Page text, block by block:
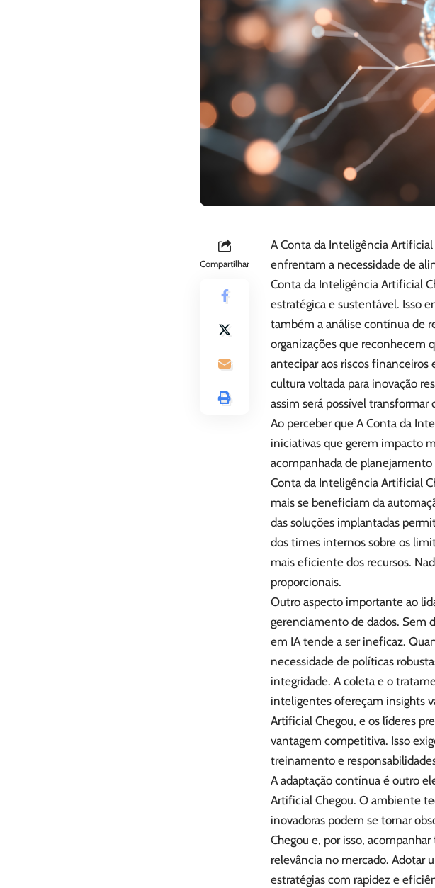
Compartilhar
A Conta da Inteligência
enfrentam a necessidade de
Conta da Inteligência Artificial
estratégica e sustentável. Isso
também a análise contínua de
organizações que reconhecem
antecipar aos riscos financeiros
cultura voltada para inovação
assim será possível transformar
Ao perceber que A Conta da
iniciativas que gerem impacto
acompanhada de
Conta da Inteligência Artificial
mais se beneficiam da
das soluções implantadas
dos times internos sobre os
mais eficiente dos recursos.
proporcionais.
Outro aspecto importante ao
gerenciamento de dados. Sem
em IA tende a ser ineficaz.
necessidade de políticas
integridade. A coleta e o
inteligentes ofereçam insights
Artificial Chegou, e os líderes
vantagem competitiva. Isso
treinamento e
A adaptação contínua é outro
Artificial Chegou. O ambiente
inovadoras podem se tornar
Chegou e, por isso,
relevância no mercado. Adotar
estratégias com rapidez e